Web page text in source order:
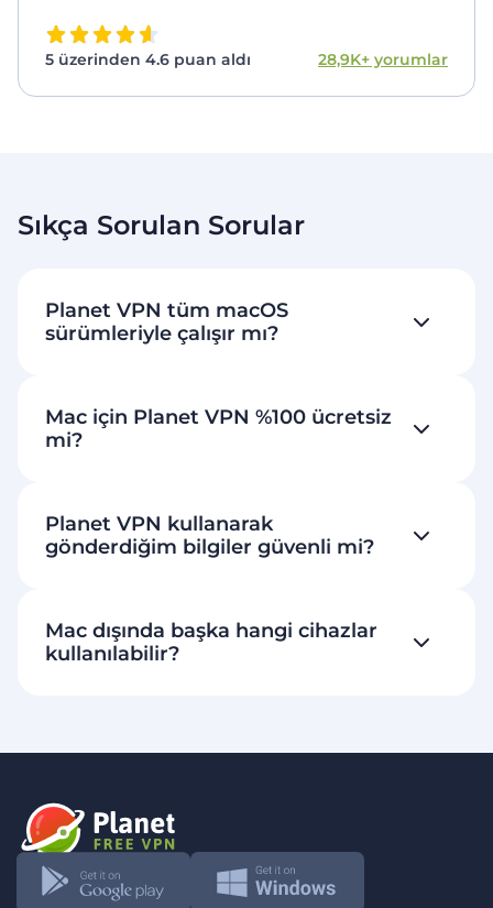
5 üzerinden 4.6 puan aldı 28,9K+ yorumlar
Sıkça Sorulan Sorular
Planet VPN tüm macOS
sürümleriyle çalışır mı?
Mac için Planet VPN %100 ücretsiz
mi?
Planet VPN kullanarak
gönderdiğim bilgiler güvenli mi?
Mac dışında başka hangi cihazlar
kullanılabilir?